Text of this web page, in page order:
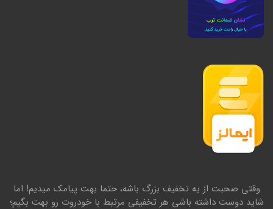
وقتی صحبت از یه تخفیف بزرگ باشه، حتما بهت پیامک میدیم! اما
شاید دوست داشته باشی هر تخفیفی مرتبط با خودروت رو بهت بگیم؛